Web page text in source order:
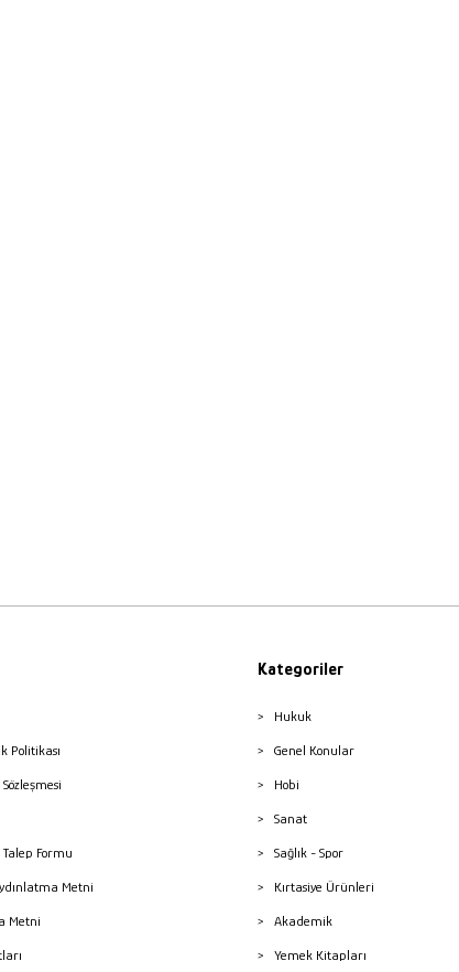
Politikası
Formu
Metni
Metni
Kategoriler
Hukuk
Genel Konular
Hobi
Sanat
Sağlık - Spor
Kırtasiye Ürünleri
Akademik
Yemek Kitapları